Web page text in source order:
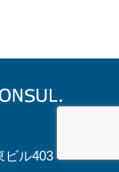
ビル403